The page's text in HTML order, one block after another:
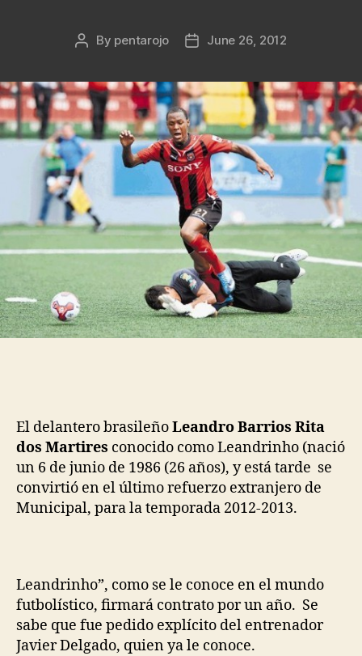
Post
By pentarojo
PostJune 26, 2012
El delantero brasileñoLeandro Barrios Rita
dos Martires conocido como Leandrinho (nació
un 6 de junio de 1986 (26 años), y está tarde se
convirtió en el último refuerzo extranjero de
Municipal, para la temporada 2012-2013.
Leandrinho”, como se le conoce en el mundo
futbolístico, firmará contrato por un año. Se
sabe que fue pedido explícito del entrenador
Javier Delgado, quien ya le conoce.